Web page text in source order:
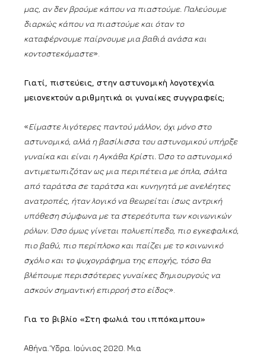
μας, αν δεν βρούμε κάπου να πιαστούμε. Παλεύουμε
διαρκώς κάπου να πιαστούμε και όταν το
καταφέρνουμε παίρνουμε μια βαθιά ανάσα και
κοντοστεκόμαστε».
Γιατί, πιστεύεις, στην αστυνομική λογοτεχνία
μειονεκτούν αριθμητικά οι γυναίκες συγγραφείς;
«Είμαστε λιγότερες παντού μάλλον, όχι μόνο στο
αστυνομικό, αλλά η βασίλισσα του αστυνομικού υπήρξε
γυναίκα και είναι η Αγκάθα Κρίστι. Όσο το αστυνομικό
αντιμετωπιζόταν ως μια περιπέτεια με όπλα, σάλτα
από ταράτσα σε ταράτσα και κυνηγητά με ανελέητες
ανατροπές, ήταν λογικό να θεωρείται ίσως αντρική
υπόθεση σύμφωνα με τα στερεότυπα των κοινωνικών
ρόλων. Όσο όμως γίνεται πολυεπίπεδο, πιο εγκεφαλικό,
πιο βαθύ, πιο περίπλοκο και παίζει με το κοινωνικό
σχόλιο και το ψυχογράφημα της εποχής, τόσο θα
βλέπουμε περισσότερες γυναίκες δημιουργούς να
ασκούν σημαντική επιρροή στο είδος».
Για το βιβλίο «Στη φωλιά του ιππόκαμπου»
Αθήνα. Ύδρα. Ιούνιος 2020. Μια